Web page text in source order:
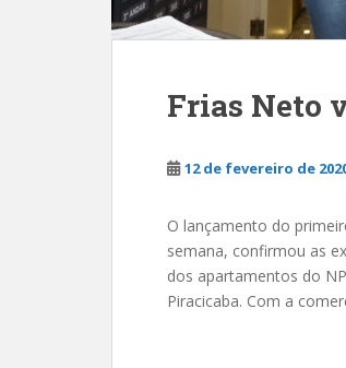
Frias Neto
12 de fevereiro de
O lançamento do
semana, confirmou as
dos apartamentos do
Piracicaba. Com a